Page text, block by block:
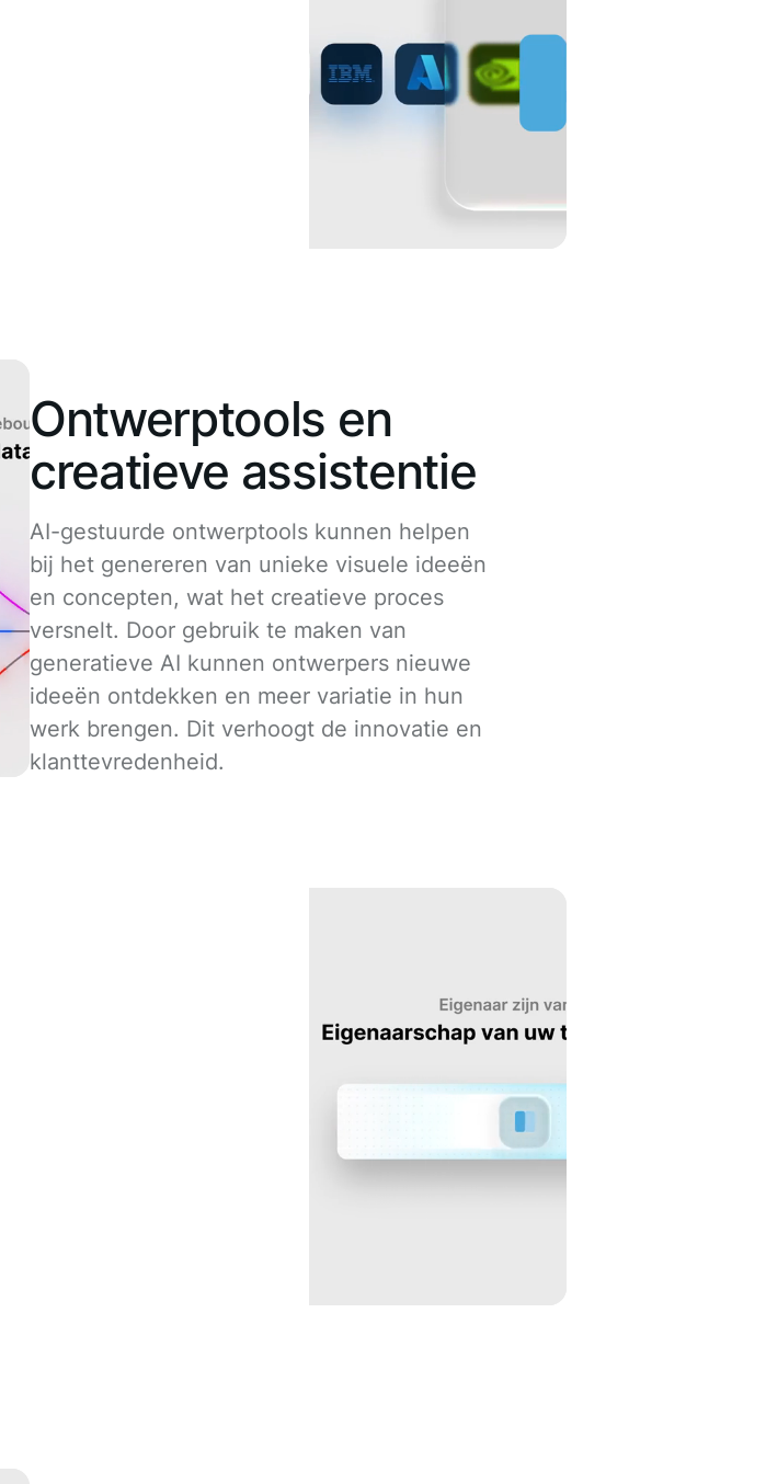
Ontwerptools en
creatieve assistentie
AI-gestuurde ontwerptools kunnen helpen
bij het genereren van unieke visuele ideeën
en concepten, wat het creatieve proces
versnelt. Door gebruik te maken van
generatieve AI kunnen ontwerpers nieuwe
ideeën ontdekken en meer variatie in hun
werk brengen. Dit verhoogt de innovatie en
klanttevredenheid.